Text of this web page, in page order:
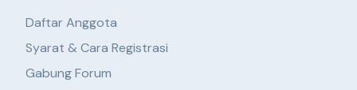
Daftar Anggota
Syarat & Cara Registrasi
Gabung Forum